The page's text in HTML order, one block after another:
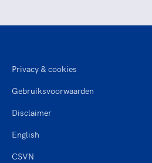
Privacy & cookies
Gebruiksvoorwaarden
Disclaimer
English
CSVN